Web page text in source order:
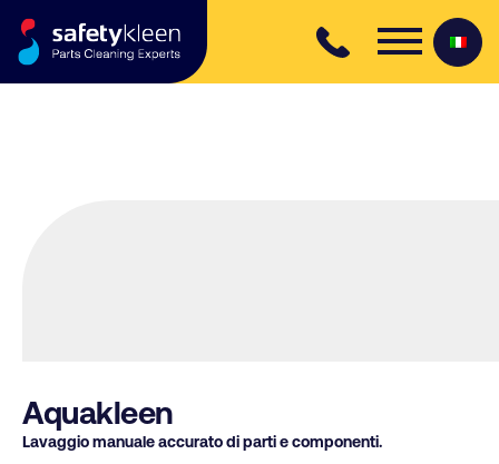
Aquakleen
Lavaggio manuale accurato di parti e componenti.